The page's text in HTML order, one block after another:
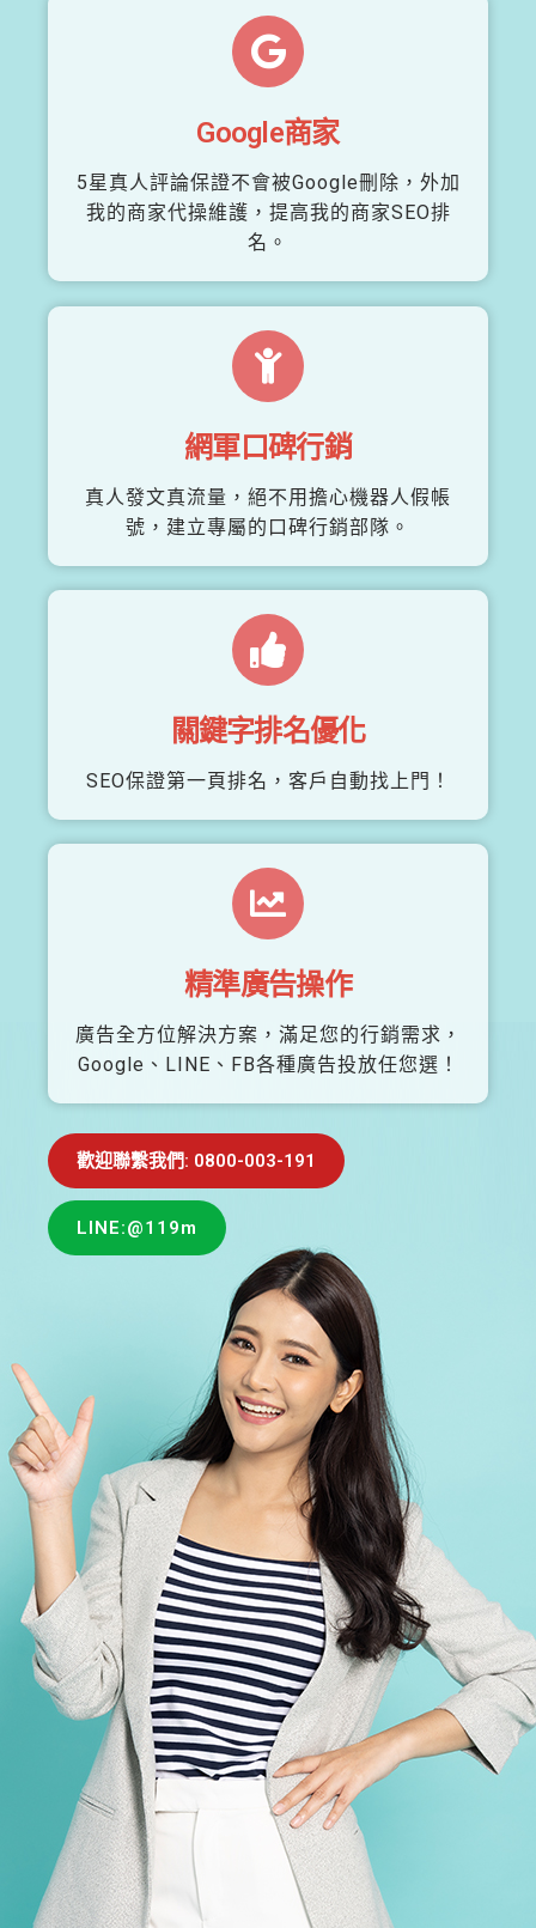
Google商家
5星真人評論保證不會被Google刪除，外加
我的商家代操維護，提高我的商家SEO排
名。
網軍口碑行銷
真人發文真流量，絕不用擔心機器人假帳
號，建立專屬的口碑行銷部隊。
關鍵字排名優化
SEO保證第一頁排名，客戶自動找上門！
精準廣告操作
廣告全方位解決方案，滿足您的行銷需求，
Google、LINE、FB各種廣告投放任您選！
歡迎聯繫我們: 0800-003-191
LINE:@119m